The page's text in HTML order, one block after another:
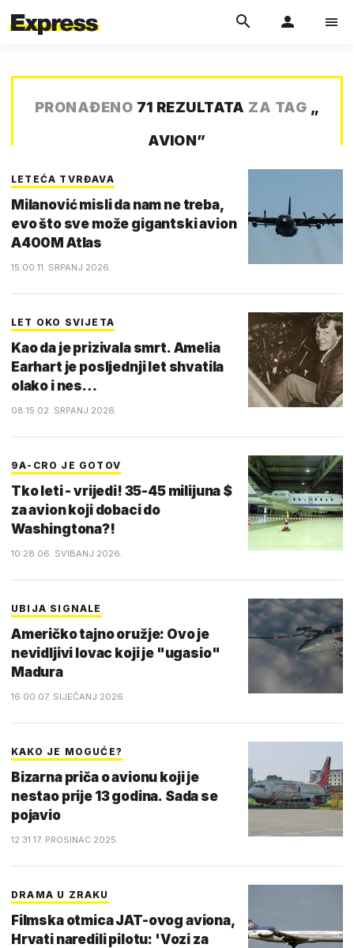
PRONAĐENO 71 REZULTATA ZA TAG „
AVION”
LETEĆA TVRĐAVA
Milanović misli da nam ne treba,
evo što sve može gigantski avion
A400M Atlas
15:00 11. SRPANJ 2026.
LET OKO SVIJETA
Kao da je prizivala smrt. Amelia
Earhart je posljednji let shvatila
olako i nes…
08:15 02. SRPANJ 2026.
9A-CRO JE GOTOV
Tko leti - vrijedi! 35-45 milijuna $
za avion koji dobaci do
Washingtona?!
10:28 06. SVIBANJ 2026.
UBIJA SIGNALE
Američko tajno oružje: Ovo je
nevidljivi lovac koji je "ugasio"
Madura
16:00 07. SIJEČANJ 2026.
KAKO JE MOGUĆE?
Bizarna priča o avionu koji je
nestao prije 13 godina. Sada se
pojavio
12:31 17. PROSINAC 2025.
DRAMA U ZRAKU
Filmska otmica JAT-ovog aviona,
Hrvati naredili pilotu: 'Vozi za